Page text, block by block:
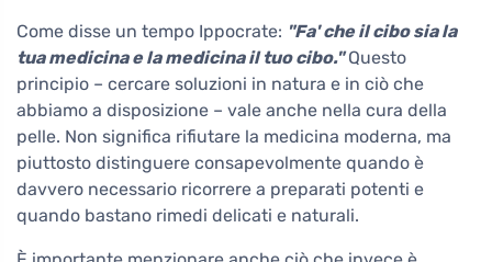
Come disse un tempo Ippocrate: "Fa' che il cibo sia la
tua medicina e la medicina il tuo cibo."Questo
principio – cercare soluzioni in natura e in ciò che
abbiamo a disposizione – vale anche nella cura della
pelle. Non significa rifiutare la medicina moderna, ma
piuttosto distinguere consapevolmente quando è
davvero necessario ricorrere a preparati potenti e
quando bastano rimedi delicati e naturali.